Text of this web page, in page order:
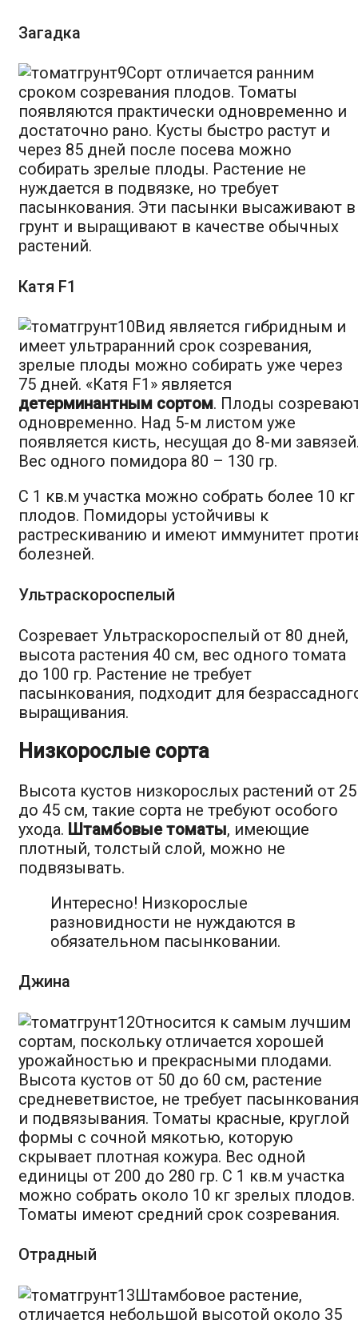
Загадка
Сорт отличается ранним
сроком созревания плодов. Томаты
появляются практически одновременно и
достаточно рано. Кусты быстро растут и
через 85 дней после посева можно
собирать зрелые плоды. Растение не
нуждается в подвязке, но требует
пасынкования. Эти пасынки высаживают в
грунт и выращивают в качестве обычных
растений.
Катя F1
Вид является гибридным и
имеет ультраранний срок созревания,
зрелые плоды можно собирать уже через
75 дней. «Катя F1» является
детерминантным сортом. Плоды
одновременно. Над 5-м листом уже
появляется кисть, несущая до 8-ми
Вес одного помидора 80 – 130 гр.
С 1 кв.м участка можно собрать более 10 кг
плодов. Помидоры устойчивы к
растрескиванию и имеют иммунитет
болезней.
Ультраскороспелый
Созревает Ультраскороспелый от 80 дней,
высота растения 40 см, вес одного томата
до 100 гр. Растение не требует
пасынкования, подходит для
выращивания.
Низкорослые сорта
Высота кустов низкорослых растений от 25
до 45 см, такие сорта не требуют особого
ухода. Штамбовые томаты, имеющие
плотный, толстый слой, можно не
подвязывать.
Интересно! Низкорослые
разновидности не нуждаются в
обязательном пасынковании.
Джина
Относится к самым лучшим
сортам, поскольку отличается хорошей
урожайностью и прекрасными плодами.
Высота кустов от 50 до 60 см, растение
средневетвистое, не требует пасынкования
и подвязывания. Томаты красные, круглой
формы с сочной мякотью, которую
скрывает плотная кожура. Вес одной
единицы от 200 до 280 гр. С 1 кв.м участка
можно собрать около 10 кг зрелых плодов.
Томаты имеют средний срок созревания.
Отрадный
Штамбовое растение,
отличается небольшой высотой около 35